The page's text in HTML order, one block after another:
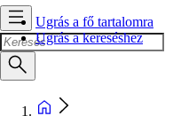
Ugrás a fő tartalomra
Ugrás a kereséshez